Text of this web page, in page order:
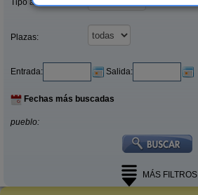
Tipo alquiler:
Plazas:
Entrada: Salida:
Fechas más buscadas
pueblo:
MÁS FILTROS